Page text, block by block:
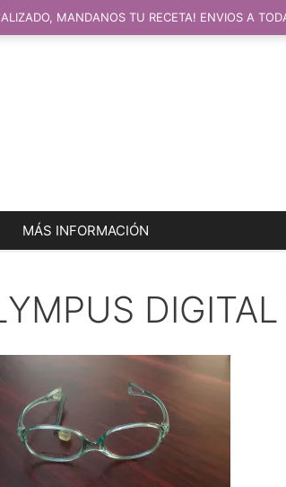
MÁS INFORMACIÓN
MANDANOS TU RECETA! ENVIOS A